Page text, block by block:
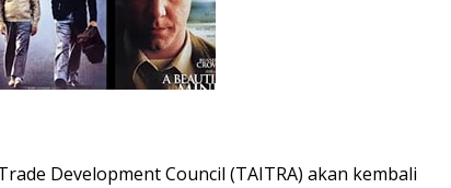
Development Council (TAITRA) akan kembali